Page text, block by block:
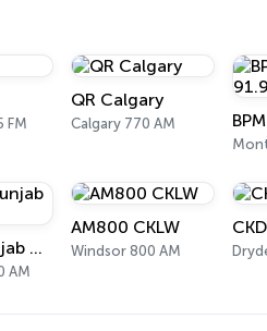
FM
QR Calgary
Calgary 770 AM
Sher-E-Punjab Radio
AM
AM800 CKLW
Windsor 800 AM